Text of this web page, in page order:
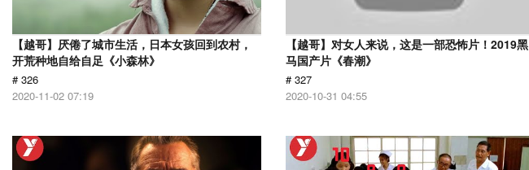
【越哥】厌倦了城市生活，日本女孩回到农村，
开荒种地自给自足《小森林》
# 326
2020-11-02 07:19
【越哥】对女人来说，这是一部恐怖片！2019黑
马国产片《春潮》
# 327
2020-10-31 04:55